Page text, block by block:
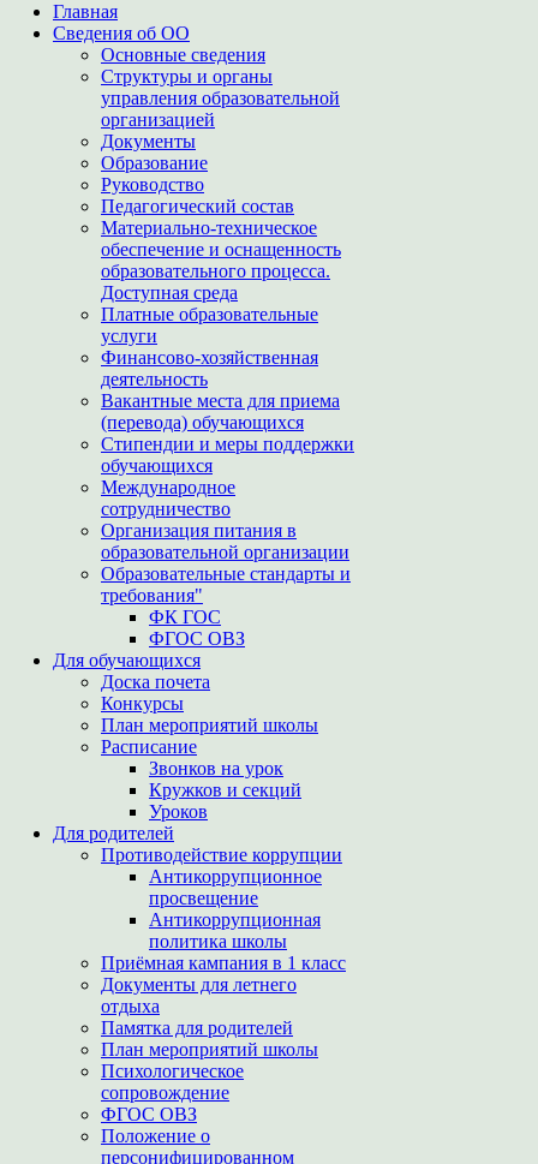
Главная
Сведения об ОО
Основные сведения
Структуры и органы
управления образовательной
организацией
Документы
Образование
Руководство
Педагогический состав
Материально-техническое
обеспечение и оснащенность
образовательного процесса.
Доступная среда
Платные образовательные
услуги
Финансово-хозяйственная
деятельность
Вакантные места для приема
(перевода) обучающихся
Стипендии и меры поддержки
обучающихся
Международное
сотрудничество
Организация питания в
образовательной организации
Образовательные стандарты и
требования"
ФК ГОС
ФГОС ОВЗ
Для обучающихся
Доска почета
Конкурсы
План мероприятий школы
Расписание
Звонков на урок
Кружков и секций
Уроков
Для родителей
Противодействие коррупции
Антикоррупционное
просвещение
Антикоррупционная
политика школы
Приёмная кампания в 1 класс
Документы для летнего
отдыха
Памятка для родителей
План мероприятий школы
Психологическое
сопровождение
ФГОС ОВЗ
Положение о
персонифицированном